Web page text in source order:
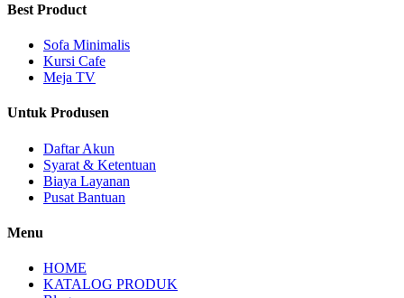
Best Product
Sofa Minimalis
Kursi Cafe
Meja TV
Untuk Produsen
Daftar Akun
Syarat & Ketentuan
Biaya Layanan
Pusat Bantuan
Menu
HOME
KATALOG PRODUK